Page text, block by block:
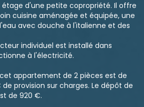
étage d'une petite copropriété. Il offre
cuisine aménagée et équipée, une
avec douche à l'italienne et des
individuel est installé dans
à l'électricité.
appartement de 2 pièces est de
provision sur charges. Le dépôt de
de 920 €.